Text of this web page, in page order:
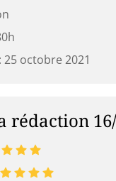
25 octobre 2021
rédaction